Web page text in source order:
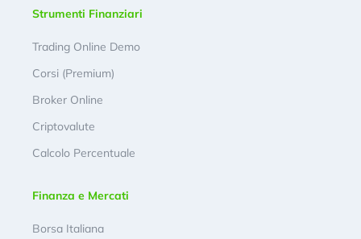
Strumenti Finanziari
Trading Online Demo
Corsi (Premium)
Broker Online
Criptovalute
Calcolo Percentuale
Finanza e Mercati
Borsa Italiana